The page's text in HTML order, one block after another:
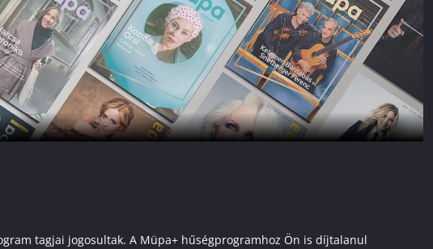
tagjai jogosultak. A Müpa+ hűségprogramhoz Ön is díjtalanul